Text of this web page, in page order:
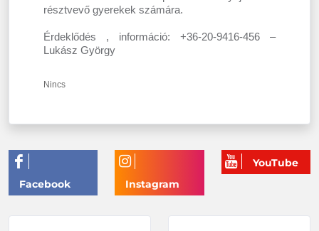
résztvevő gyerekek számára.
Érdeklődés , információ: +36-20-9416-456 –
Lukász György
Nincs